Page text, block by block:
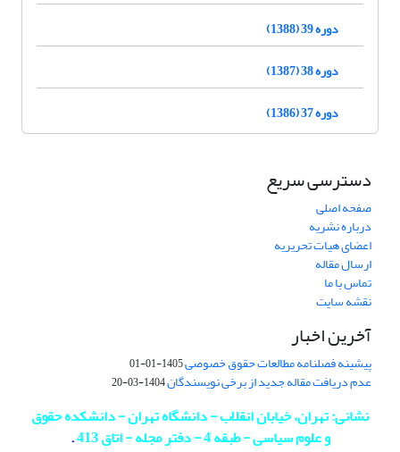
دوره 39 (1388)
دوره 38 (1387)
دوره 37 (1386)
دسترسی سریع
صفحه اصلی
درباره نشریه
اعضای هیات تحریریه
ارسال مقاله
تماس با ما
نقشه سایت
آخرین اخبار
پیشینه فصلنامه مطالعات حقوق خصوصی1405-01-01
عدم دریافت مقاله جدید از برخی نویسندگان1404-03-20
نشانی: تهران، خیابان انقلاب - دانشگاه تهران - دانشکده حقوق
و علوم سیاسی - طبقه 4 - دفتر مجله - اتاق 413
.